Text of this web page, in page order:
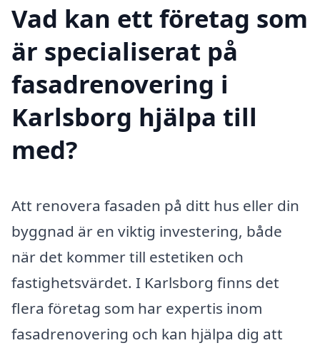
Vad kan ett företag som
är specialiserat på
fasadrenovering i
Karlsborg hjälpa till
med?
Att renovera fasaden på ditt hus eller din
byggnad är en viktig investering, både
när det kommer till estetiken och
fastighetsvärdet. I Karlsborg finns det
flera företag som har expertis inom
fasadrenovering och kan hjälpa dig att